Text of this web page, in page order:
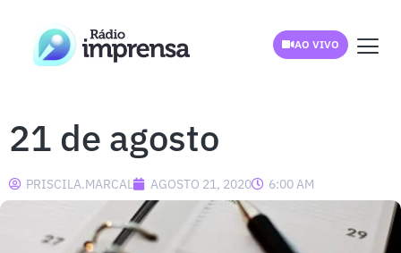
AO VIVO
21 de agosto
PRISCILA.MARCAL AGOSTO 21, 2020 6:00 AM